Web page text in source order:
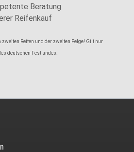
Beratung
Reifenkauf
zweiten Reifen und der zweiten Felge! Gilt nur
deutschen Festlandes.